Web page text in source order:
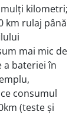
kilometri;
km rulaj până
mai mic de
bateriei în
consumul
(teste și